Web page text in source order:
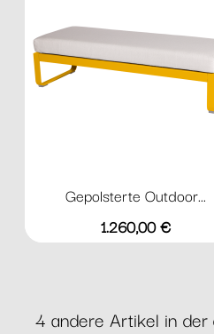
Gepolsterte Outdoor...
Preis
1.260,00 €
4 andere Artikel in